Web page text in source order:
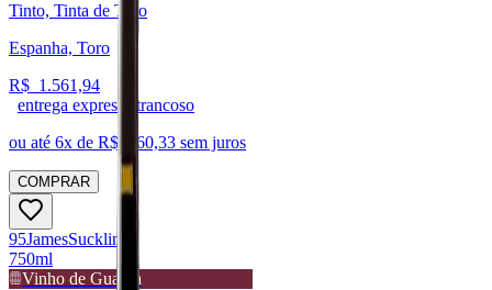
Tinto, Tinta de Toro
Espanha, Toro
R$ 1.561,94
entrega expressa trancoso
ou até 6x de R$ 260,33 sem juros
COMPRAR
95JamesSuckling
750ml
Vinho de Guarda